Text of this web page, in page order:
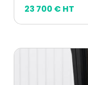
23 700 € HT